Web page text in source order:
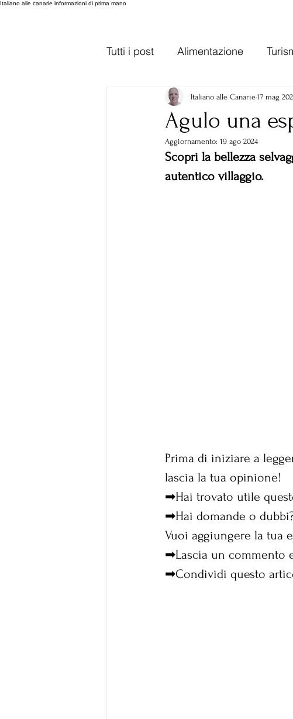
Italiano alle canarie informazioni di prima mano
Tutti i post Alimentazione
Trasporti Gran Canaria Gran
Lanzarote varie varie
Agulo una
Italiano alle Canarie17 mag
Aggiornamento: 19 ago 2024
Scopri la bellezza
autentico villaggio.
Prima di iniziare a
lascia la tua opinione!
➡Hai trovato utile
➡Hai domande o
Vuoi aggiungere la tua
➡Lascia un commento
➡Condividi questo